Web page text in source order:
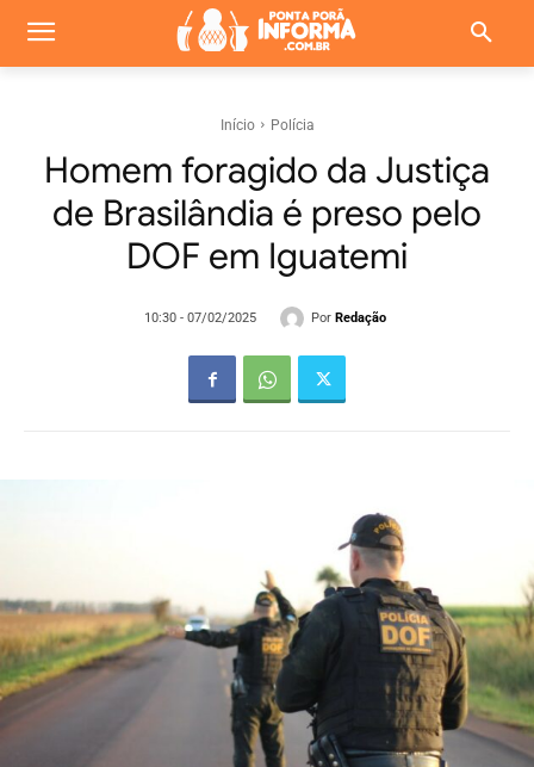
Início Polícia
Homem foragido da Justiça
de Brasilândia é preso pelo
DOF em Iguatemi
10:30 - 07/02/2025 Por Redação